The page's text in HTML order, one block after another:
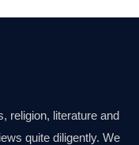
religion, literature and
quite diligently. We